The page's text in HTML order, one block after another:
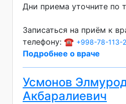
Дни приема уточните по
Записаться на приём к
телефону: ☎️ +998-78-113-
Подробнее о враче
Усмонов
Акбаралиевич